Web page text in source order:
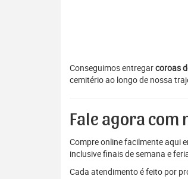
Conseguimos entregarcoroas
cemitério ao longo de nossa
Fale agora
Compre online facilmente aqui
inclusive finais de semana e
Cada atendimento é feito por